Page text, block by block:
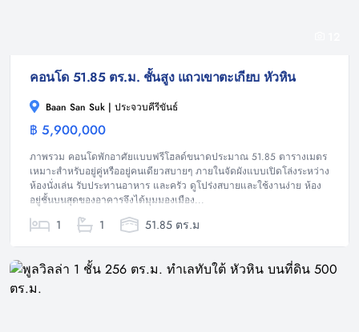
คอนโด 51.85 ตร.ม. ชั้นสูง แถวเขาตะเกียบ หัวหิน
Baan San Suk | ประจวบคีรีขันธ์
฿ 5,900,000
ภาพรวม คอนโดพักอาศัยแบบฟรีโฮลด์ขนาดประมาณ 51.85 ตารางเมตร
เหมาะสำหรับอยู่คู่หรืออยู่คนเดียวสบายๆ ภายในจัดผังแบบเปิดโล่งระหว่าง
ห้องนั่งเล่น รับประทานอาหาร และครัว ดูโปร่งสบายและใช้งานง่าย ห้อง
อยู่ชั้นบนสุดของอาคารจึงได้มุมมองเมือง...
1 1 51.85 ตร.ม